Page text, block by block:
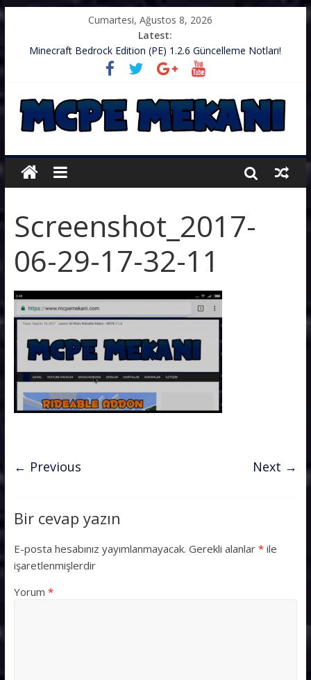
Cumartesi, Ağustos 8, 2026
Latest:
Minecraft Bedrock Edition (PE) 1.2.6 Güncelleme Notları!
.zip’li Doku Paketini Minecraft’ıma Nasıl Koyarım?
TurkishCraft Faction Sunucusu – v1.2.10
Minecraft (PE) PUBG Server IP – Harika Bir Server
Minecraft: PE 1.2.9 – Güncelleme Notları
Screenshot_2017-
06-29-17-32-11
← Previous Next →
Bir cevap yazın
E-posta hesabınız yayımlanmayacak. Gerekli alanlar *ile
işaretlenmişlerdir
Yorum *